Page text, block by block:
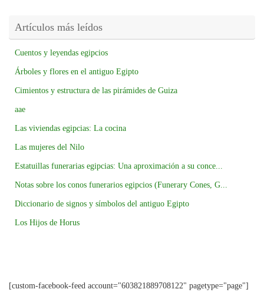
Artículos más leídos
Cuentos y leyendas egipcios
Árboles y flores en el antiguo Egipto
Cimientos y estructura de las pirámides de Guiza
aae
Las viviendas egipcias: La cocina
Las mujeres del Nilo
Estatuillas funerarias egipcias: Una aproximación a su conce...
Notas sobre los conos funerarios egipcios (Funerary Cones, G...
Diccionario de signos y símbolos del antiguo Egipto
Los Hijos de Horus
[custom-facebook-feed account="603821889708122" pagetype="page"]